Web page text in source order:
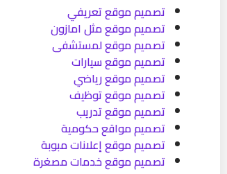
تصميم موقع تعريفي
تصميم موقع مثل امازون
تصميم موقع لمستشفى
تصميم موقع سيارات
تصميم موقع رياضي
تصميم موقع توظيف
تصميم موقع تدريب
تصميم مواقع حكومية
تصميم موقع إعلانات مبوبة
تصميم موقع خدمات مصغرة